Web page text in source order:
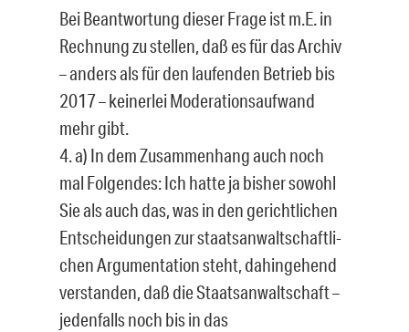
Bei Beantwortung dieser Frage ist m.E. in
Rechnung zu stellen, daß es für das Archiv
– anders als für den laufenden Betrieb bis
2017 – keinerlei Moderationsaufwand
mehr gibt.
4. a) In dem Zusammenhang auch noch
mal Folgendes: Ich hatte ja bisher sowohl
Sie als auch das, was in den gerichtlichen
Entscheidungen zur staatsanwaltschaftli­
chen Argumentation steht, dahingehend
verstanden, daß die Staatsanwaltschaft –
jedenfalls noch bis in das